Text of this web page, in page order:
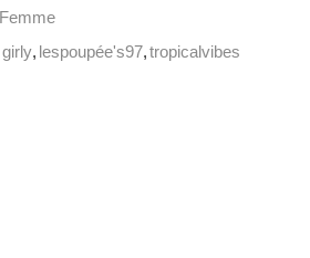
Femme
girly, lespoupée's97,tropicalvibes